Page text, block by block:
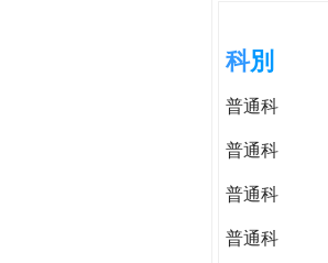
e
r
e
科別
普通科
普通科
普通科
普通科